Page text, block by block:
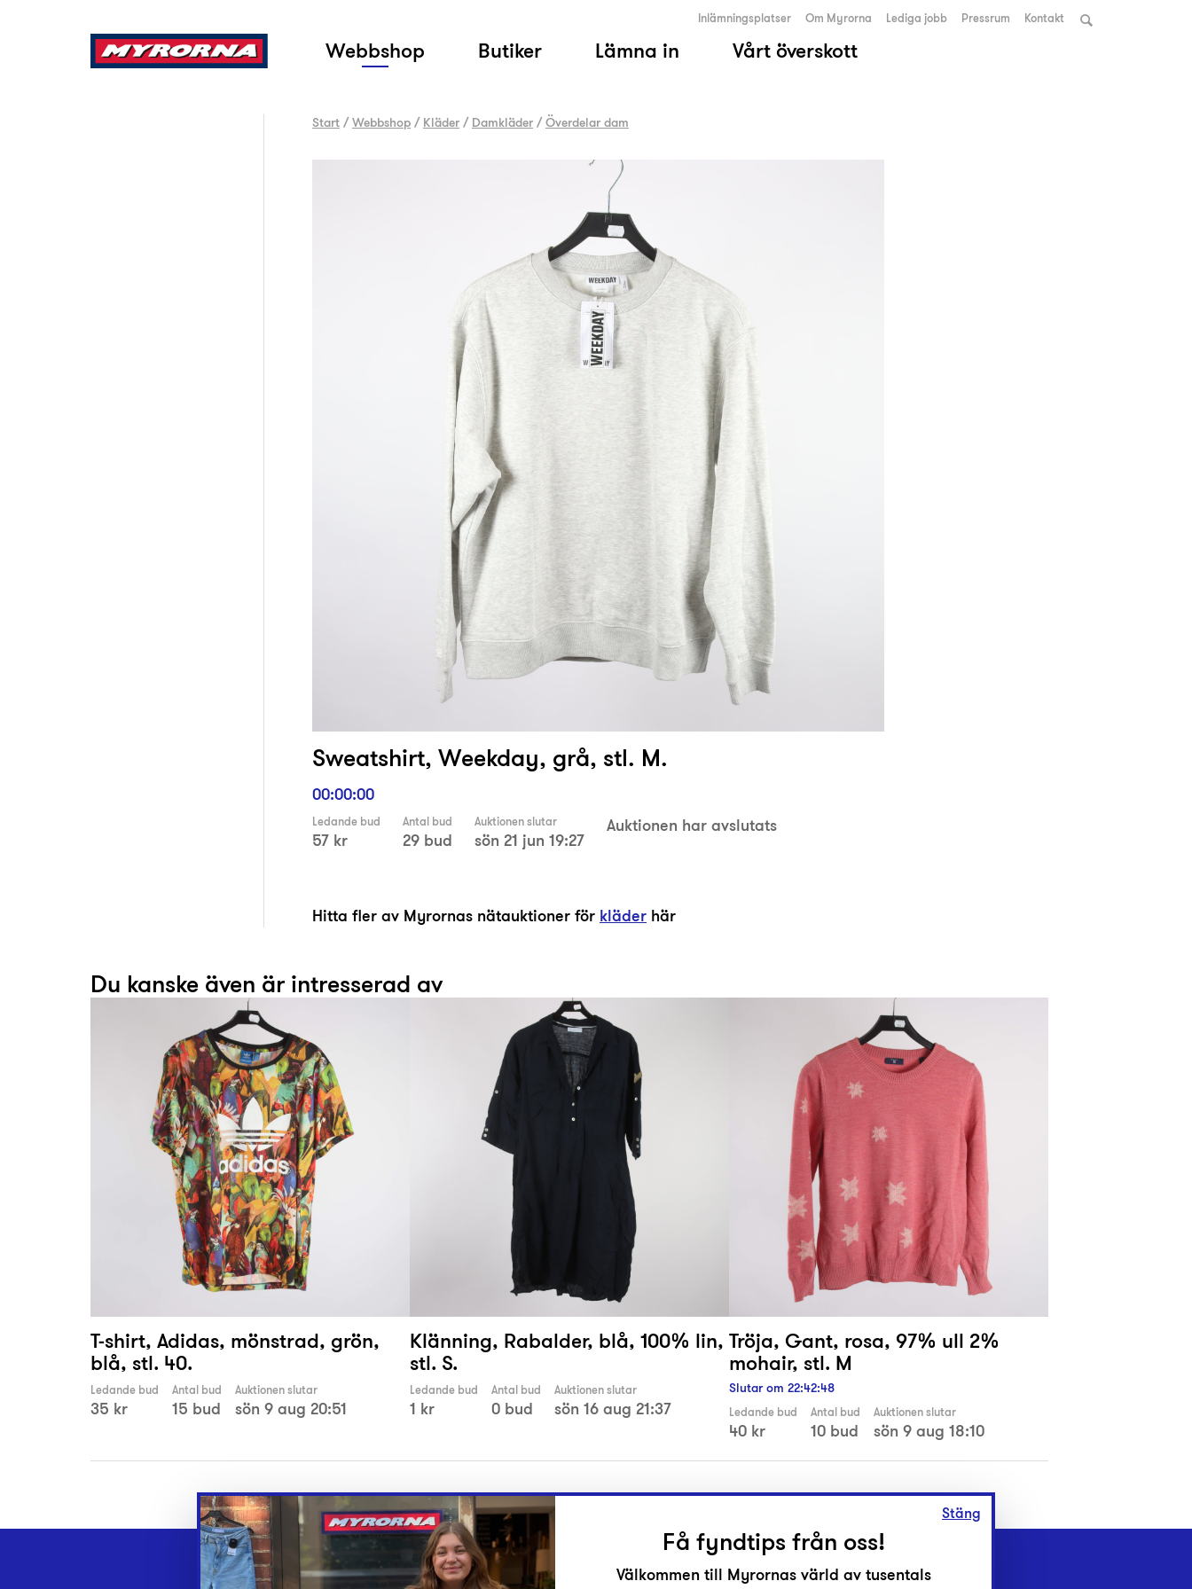
Webbshop Butiker Lämna in Vårt överskott
Inlämningsplatser Om Myrorna Lediga jobb Pressrum Kontakt
Start /Webbshop / Kläder / Damkläder /Överdelar dam
Sweatshirt, Weekday, grå, stl. M.
00:00:00
Ledande bud
57 kr
Antal bud
29 bud
Auktionen slutar
sön 21 jun 19:27
Auktionen har avslutats
Hitta fler av Myrornas nätauktioner för kläder här
Du kanske även är intresserad av
T-shirt, Adidas, mönstrad, grön,
blå, stl. 40.
Ledande bud
35 kr
Antal bud
15 bud
Auktionen slutar
sön 9 aug 20:51
Klänning, Rabalder, blå, 100% lin,
stl. S.
Ledande bud
1 kr
Antal bud
0 bud
Auktionen slutar
sön 16 aug 21:37
Tröja, Gant, rosa, 97% ull 2%
mohair, stl. M
Slutar om 22:42:47
Ledande bud
40 kr
Antal bud
10 bud
Auktionen slutar
sön 9 aug 18:10
Stäng
Få fyndtips från oss!
Välkommen till Myrornas värld av tusentals